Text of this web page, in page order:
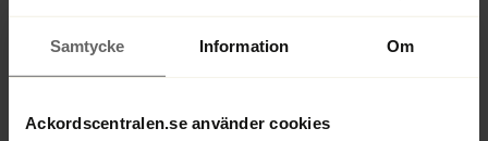
Samtycke Information Om
Ackordscentralen.se använder cookies
gränsöverskridande konkursen. | EU-direktivet om
insolvenshantering. | Nya lagen om penningtvätt. |